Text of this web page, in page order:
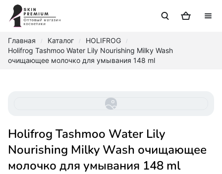
Главная / Каталог / HOLIFROG /
Holifrog Tashmoo Water Lily Nourishing Milky Wash
очищающее молочко для умывания 148 ml
Holifrog Tashmoo Water Lily
Nourishing Milky Wash очищающее
молочко для умывания 148 ml